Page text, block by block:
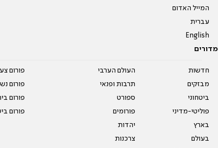
המייל האדום
עברית
English
מדורים
חדשות
מבזקים
ביטחוני
פוליטי-מדיני
בארץ
בעולם
העולם הערבי
תרבות ופנאי
ספורט
פורומים
יהדות
צרכנות
פורום
פורום
פורום
פורום